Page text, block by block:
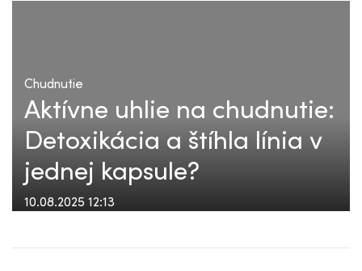
Chudnutie
Aktívne uhlie na chudnutie:
Detoxikácia a štíhla línia v
jednej kapsule?
10.08.2025 12:13